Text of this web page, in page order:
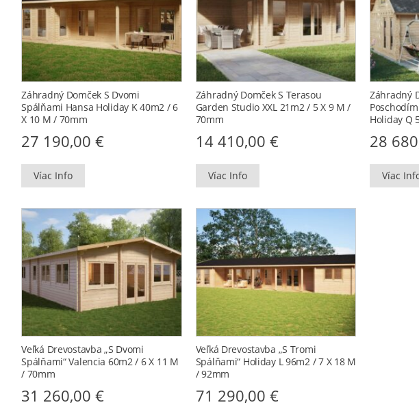
Záhradný Domček S Dvomi
Spálňami Hansa Holiday K 40m2 / 6
X 10 M / 70mm
27 190,00€
Víac Info
Záhradný Domček S Terasou
Garden Studio XXL 21m2 / 5 X 9 M /
70mm
14 410,00 €
Víac Info
Záhradný
Holiday Q
28
Víac
Veľká Drevostavba „s Dvomi
Spálňami“ Valencia 60m2 / 6 X 11 M
/ 70mm
31 260,00€
Veľká Drevostavba „s Tromi
Spálňami“ Holiday L 96m2 / 7 X 18 M
/ 92mm
71 290,00 €